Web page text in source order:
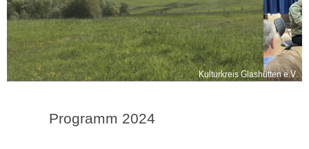
Kulturkreis Glashütten e.V.
Programm 2024